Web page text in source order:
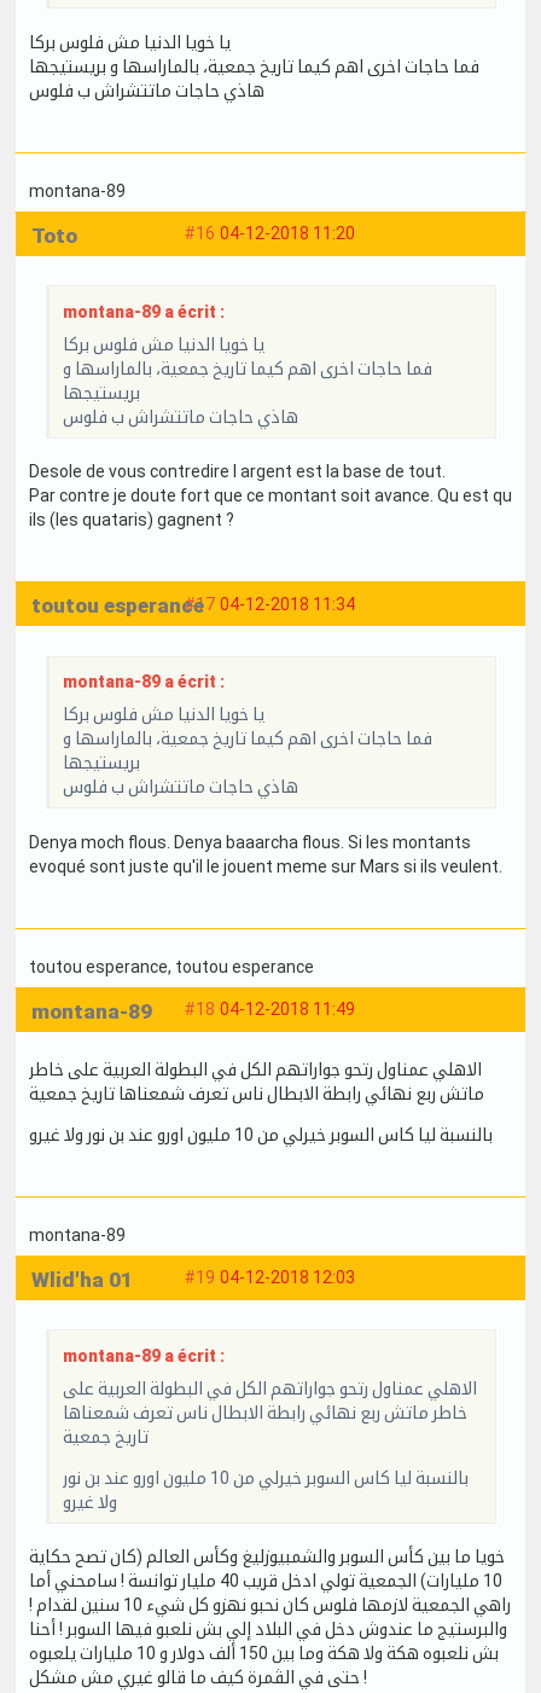
يا خويا الدنيا مش فلوس بركا
فما حاجات اخرى اهم كيما تاريخ جمعية، بالماراسها و بريستيجها
هاذي حاجات ماتتشراش ب فلوس
montana-89
#16 04-12-2018 11:20
Toto
montana-89 a écrit :
يا خويا الدنيا مش فلوس بركا
فما حاجات اخرى اهم كيما تاريخ جمعية، بالماراسها و
بريستيجها
هاذي حاجات ماتتشراش ب فلوس
Desole de vous contredire l argent est la base de tout.
Par contre je doute fort que ce montant soit avance. Qu est qu
ils (les quataris) gagnent ?
#17 04-12-2018 11:34
toutou esperance
montana-89 a écrit :
يا خويا الدنيا مش فلوس بركا
فما حاجات اخرى اهم كيما تاريخ جمعية، بالماراسها و
بريستيجها
هاذي حاجات ماتتشراش ب فلوس
Denya moch flous. Denya baaarcha flous. Si les montants
evoqué sont juste qu'il le jouent meme sur Mars si ils veulent.
toutou esperance, toutou esperance
#18 04-12-2018 11:49
montana-89
الاهلي عمناول رتحو جواراتهم الكل في البطولة العربية على خاطر
ماتش ربع نهائي رابطة الابطال ناس تعرف شمعناها تاريخ جمعية
بالنسبة ليا كاس السوبر خيرلي من 10 مليون اورو عند بن نور ولا غيرو
montana-89
#19 04-12-2018 12:03
Wlid'ha 01
montana-89 a écrit :
الاهلي عمناول رتحو جواراتهم الكل في البطولة العربية على
خاطر ماتش ربع نهائي رابطة الابطال ناس تعرف شمعناها
تاريخ جمعية
بالنسبة ليا كاس السوبر خيرلي من 10 مليون اورو عند بن نور
ولا غيرو
خويا ما بين كأس السوبر والشمبيوزليغ وكأس العالم (كان تصح حكاية
10 مليارات) الجمعية تولي ادخل قريب 40 مليار توانسة ! سامحني أما
راهي الجمعية لازمها فلوس كان نحبو نهزو كل شيء 10 سنين لقدام !
والبرستيج ما عندوش دخل في البلاد إلي بش نلعبو فيها السوبر ! أحنا
بش نلعبوه هكة ولا هكة وما بين 150 ألف دولار و 10 مليارات يلعبوه
حتى في الڨمرة كيف ما قالو غيري مش مشكل !